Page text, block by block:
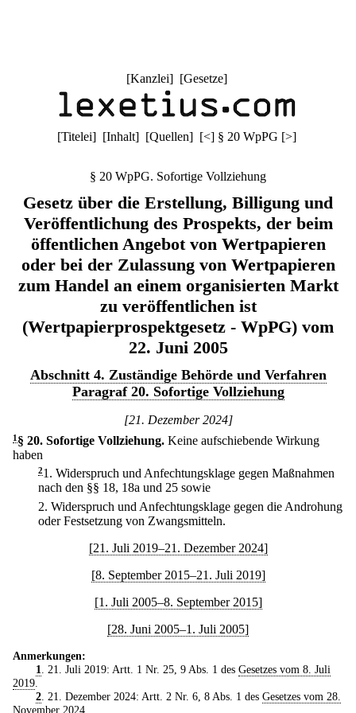
[Kanzlei] [Gesetze]
[Titelei] [Inhalt] [Quellen] [<] § 20 WpPG [>]
§ 20 WpPG. Sofortige Vollziehung
Gesetz über die Erstellung, Billigung und
Veröffentlichung des Prospekts, der beim
öffentlichen Angebot von Wertpapieren
oder bei der Zulassung von Wertpapieren
zum Handel an einem organisierten Markt
zu veröffentlichen ist
(Wertpapierprospektgesetz - WpPG) vom
22. Juni 2005
Abschnitt 4. Zuständige Behörde und Verfahren
Paragraf 20. Sofortige Vollziehung
[21. Dezember 2024]
1 § 20. Sofortige Vollziehung. Keine aufschiebende Wirkung
haben
21. Widerspruch und Anfechtungsklage gegen Maßnahmen
nach den §§ 18, 18a und 25 sowie
2. Widerspruch und Anfechtungsklage gegen die Androhung
oder Festsetzung von Zwangsmitteln.
[21. Juli 2019–21. Dezember 2024]
[8. September 2015–21. Juli 2019]
[1. Juli 2005–8. September 2015]
[28. Juni 2005–1. Juli 2005]
Anmerkungen:
1
. 21. Juli 2019: Artt. 1 Nr. 25, 9 Abs. 1 des Gesetzes vom 8. Juli
2019
2. 21. Dezember 2024: Artt. 2 Nr. 6, 8 Abs. 1 des Gesetzes vom 28.
November 2024